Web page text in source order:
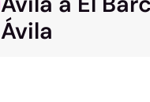
Ávila